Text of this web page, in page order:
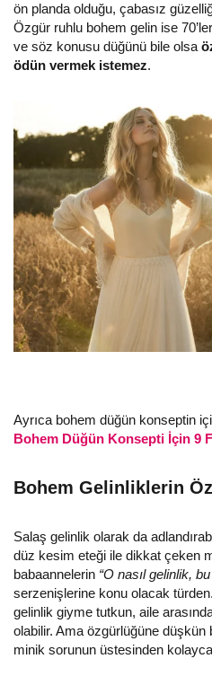
ön planda olduğu, çabasız
Özgür ruhlu bohem gelin ise
ve söz konusu düğünü bile olsa
ödün vermek istemez.
Ayrıca bohem düğün konseptin
Bohem Düğün Konsepti İçin 9
Bohem Gelinliklerin
Salaş gelinlik olarak da
düz kesim eteği ile dikkat çeken
babaannelerin “O nasıl gelinlik,
serzenişlerine konu olacak
gelinlik giyme tutkun, aile
olabilir. Ama özgürlüğüne düşkün
minik sorunun üstesinden